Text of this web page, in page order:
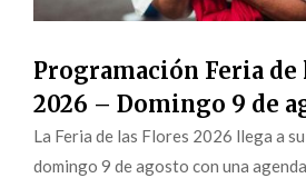
Programación Feria de
2026 – Domingo 9 de
La Feria de las Flores 2026 llega a
domingo 9 de agosto con una